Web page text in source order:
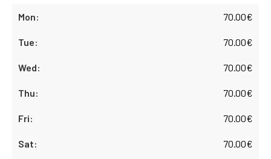
70.00€
70.00€
70.00€
70.00€
70.00€
70.00€